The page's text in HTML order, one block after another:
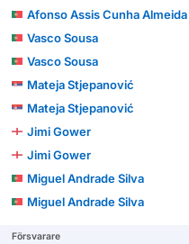
Afonso Assis Cunha Almeida
Vasco Sousa
Vasco Sousa
Mateja Stjepanović
Mateja Stjepanović
Jimi Gower
Jimi Gower
Miguel Andrade Silva
Miguel Andrade Silva
Försvarare